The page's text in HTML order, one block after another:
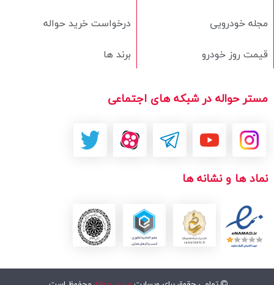
درخواست خرید حواله
برند ها
مجله خودرویی
قیمت روز خودرو
مستر حواله در شبکه های اجتماعی
نماد ها و نشانه ها